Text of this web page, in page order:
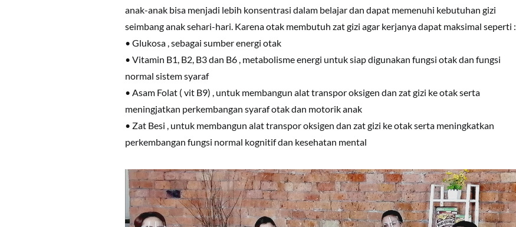
anak-anak bisa menjadi lebih konsentrasi dalam belajar dan dapat memenuhi kebutuhan gizi
seimbang anak sehari-hari. Karena otak membutuh zat gizi agar kerjanya dapat maksimal seperti :
• Glukosa , sebagai sumber energi otak
• Vitamin B1, B2, B3 dan B6 , metabolisme energi untuk siap digunakan fungsi otak dan fungsi
normal sistem syaraf
• Asam Folat ( vit B9) , untuk membangun alat transpor oksigen dan zat gizi ke otak serta
meningjatkan perkembangan syaraf otak dan motorik anak
• Zat Besi , untuk membangun alat transpor oksigen dan zat gizi ke otak serta meningkatkan
perkembangan fungsi normal kognitif dan kesehatan mental